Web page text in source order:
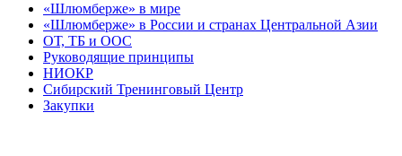
«Шлюмберже» в мире
«Шлюмберже» в России и странах Центральной Азии
ОТ, ТБ и ООС
Руководящие принципы
НИОКР
Сибирский Тренинговый Центр
Закупки